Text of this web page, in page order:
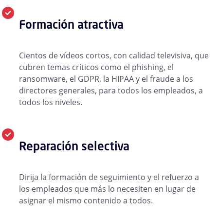
Formación atractiva
Cientos de vídeos cortos, con calidad televisiva, que
cubren temas críticos como el phishing, el
ransomware, el GDPR, la HIPAA y el fraude a los
directores generales, para todos los empleados, a
todos los niveles.
Reparación selectiva
Dirija la formación de seguimiento y el refuerzo a
los empleados que más lo necesiten en lugar de
asignar el mismo contenido a todos.